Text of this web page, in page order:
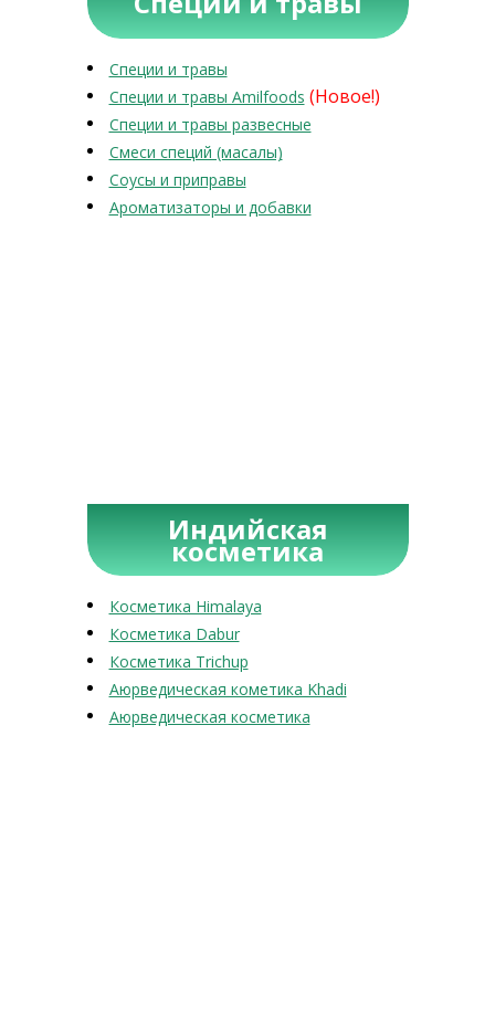
Специи и травы
Специи и травы Amilfoods (Новое!)
Специи и травы развесные
Смеси специй (масалы)
Соусы и приправы
Ароматизаторы и добавки
Индийская
косметика
Косметика Himalaya
Косметика Dabur
Косметика Trichup
Аюрведическая кометика Khadi
Аюрведическая косметика